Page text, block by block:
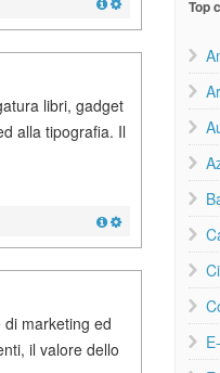
libri, gadget
alla tipografia. Il
marketing ed
il valore dello
Top